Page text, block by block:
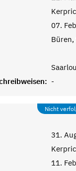
07.
Büren,
-
Nicht
31.
11.